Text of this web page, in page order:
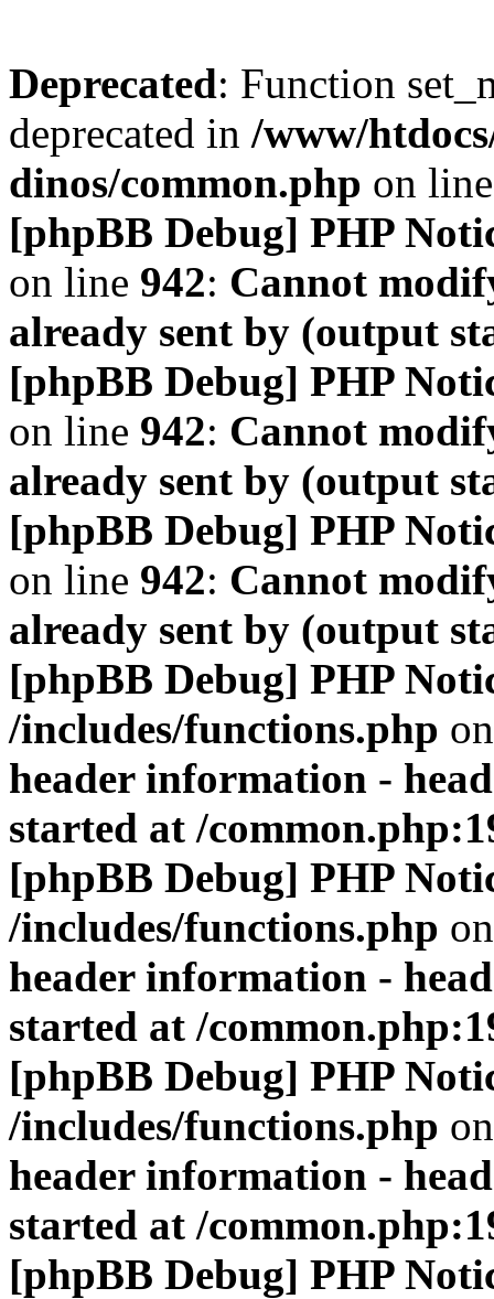
Deprecated: Function
deprecated in /www/
dinos/common.php on
[phpBB Debug] PHP
on line 942: Cannot
already sent by (output
[phpBB Debug] PHP
on line 942: Cannot
already sent by (output
[phpBB Debug] PHP
on line 942: Cannot
already sent by (output
[phpBB Debug] PHP
/includes/functions.php
header information -
started at /
[phpBB Debug] PHP
/includes/functions.php
header information -
started at /
[phpBB Debug] PHP
/includes/functions.php
header information -
started at /
[phpBB Debug] PHP